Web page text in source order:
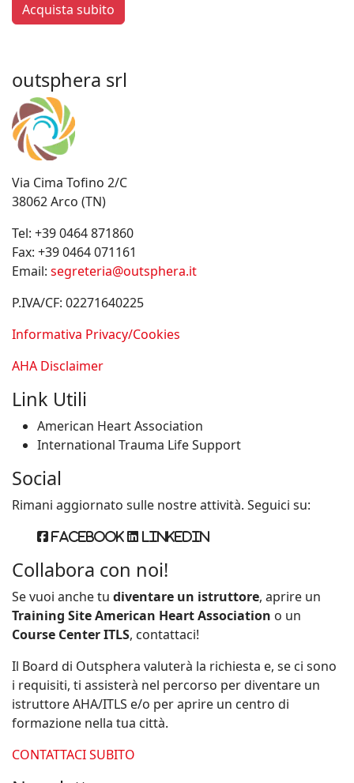
Acquista subito
outsphera srl
Via Cima Tofino 2/C
38062 Arco (TN)
Tel: +39 0464 871860
Fax: +39 0464 071161
Email: segreteria@outsphera.it
P.IVA/CF: 02271640225
Informativa Privacy/Cookies
AHA Disclaimer
Link Utili
American Heart Association
International Trauma Life Support
Social
Rimani aggiornato sulle nostre attività. Seguici su:
Facebook Linkedin
Collabora con noi!
Se vuoi anche tu diventare un istruttore, aprire un
Training Site American Heart Association o un
Course Center ITLS, contattaci!
Il Board di Outsphera valuterà la richiesta e, se ci sono
i requisiti, ti assisterà nel percorso per diventare un
istruttore AHA/ITLS e/o per aprire un centro di
formazione nella tua città.
CONTATTACI SUBITO